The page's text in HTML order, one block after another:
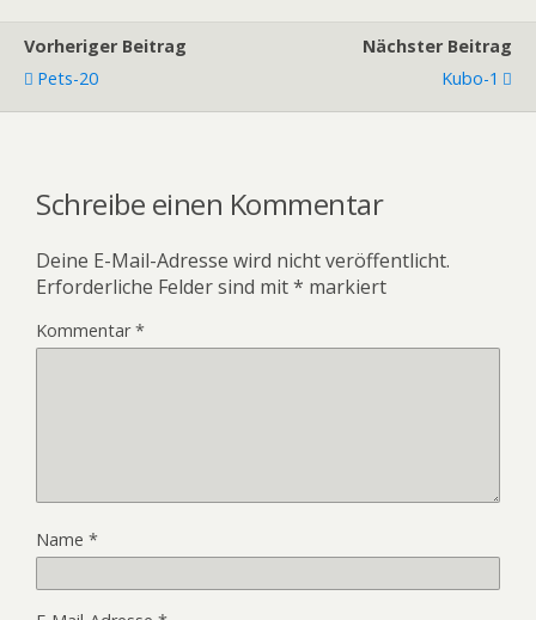
Vorheriger Beitrag
Pets-20
Nächster Beitrag
Kubo-1
Schreibe einen Kommentar
Deine E-Mail-Adresse wird nicht veröffentlicht.
Erforderliche Felder sind mit* markiert
Kommentar*
Name *